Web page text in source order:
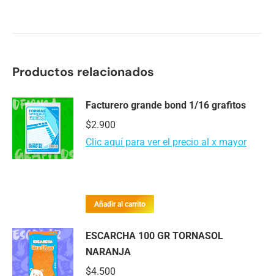
Productos relacionados
Facturero grande bond 1/16 grafitos
$2.900
Clic aquí para ver el precio al x mayor
Añadir al carrito
ESCARCHA 100 GR TORNASOL
NARANJA
$4.500